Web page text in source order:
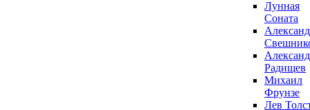
Лунная
Соната
Радищев
Михаил
Фрунзе
Лев